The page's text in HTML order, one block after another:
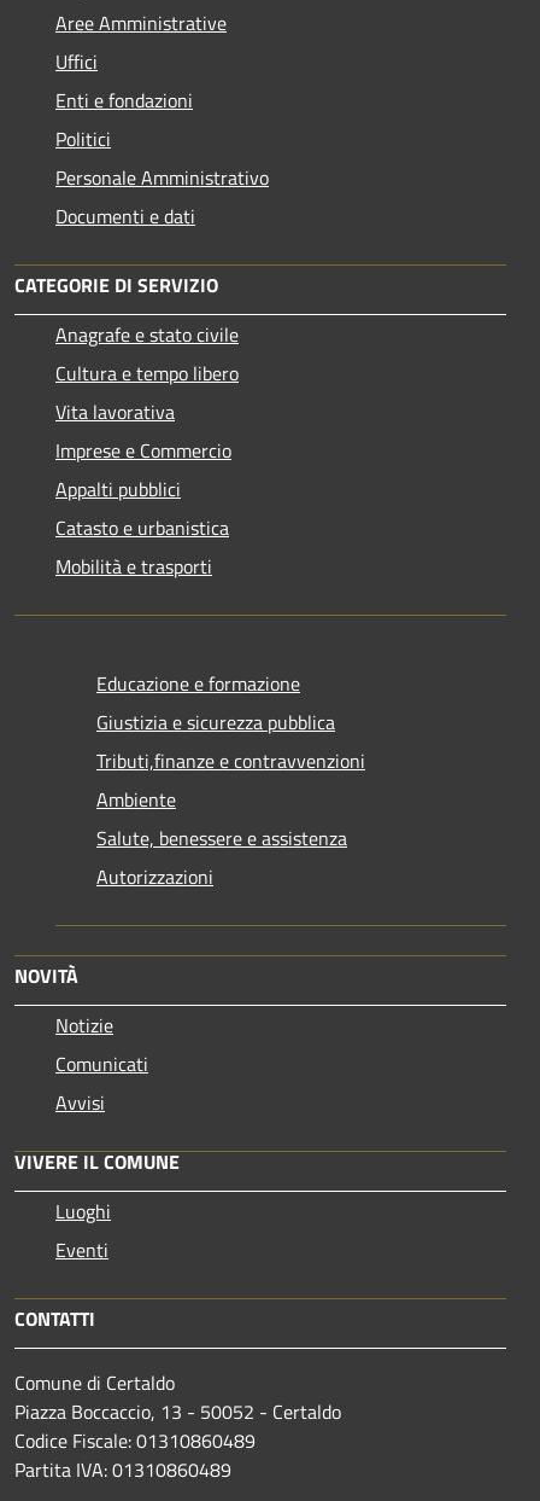
Aree Amministrative
Uffici
Enti e fondazioni
Politici
Personale Amministrativo
Documenti e dati
CATEGORIE DI SERVIZIO
Anagrafe e stato civile
Cultura e tempo libero
Vita lavorativa
Imprese e Commercio
Appalti pubblici
Catasto e urbanistica
Mobilità e trasporti
Educazione e formazione
Giustizia e sicurezza pubblica
Tributi,finanze e contravvenzioni
Ambiente
Salute, benessere e assistenza
Autorizzazioni
NOVITÀ
Notizie
Comunicati
Avvisi
VIVERE IL COMUNE
Luoghi
Eventi
CONTATTI
Comune di Certaldo
Piazza Boccaccio, 13 - 50052 - Certaldo
Codice Fiscale: 01310860489
Partita IVA: 01310860489